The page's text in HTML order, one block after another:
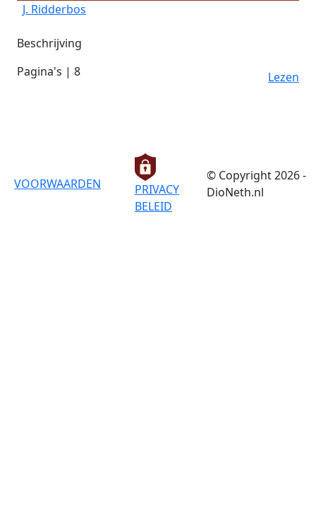
J. Ridderbos
Beschrijving
Pagina's | 8
Lezen
VOORWAARDEN
PRIVACY
BELEID
© Copyright 2026 -
DioNeth.nl